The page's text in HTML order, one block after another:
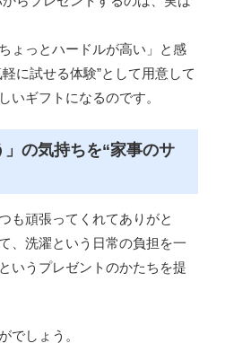
ょっとハードルが高い」と感
に試せる体験”として用意して
いギフトになるのです。
」の気持ちを“家事のサ
も頑張ってくれてありがと
、洗濯という日常の負担を一
いうプレゼントのかたちを提
でしょう。